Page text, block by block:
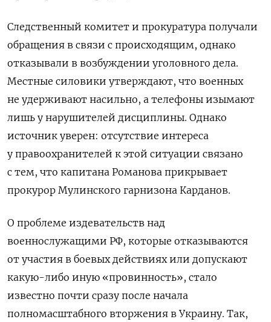
Следственный комитет и прокуратура получали
обращения в связи с происходящим, однако
отказывали в возбуждении уголовного дела.
Местные силовики утверждают, что военных
не удерживают насильно, а телефоны изымают
лишь у нарушителей дисциплины. Однако
источник уверен: отсутствие интереса
у правоохранителей к этой ситуации связано
с тем, что капитана Романова прикрывает
прокурор Мулинского гарнизона Карданов.
О проблеме издевательств над
военнослужащими РФ, которые отказываются
от участия в боевых действиях или допускают
какую-либо иную «провинность», стало
известно почти сразу после начала
полномасштабного вторжения в Украину. Так,